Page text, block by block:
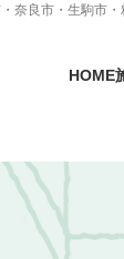
市・生駒市・
HOME